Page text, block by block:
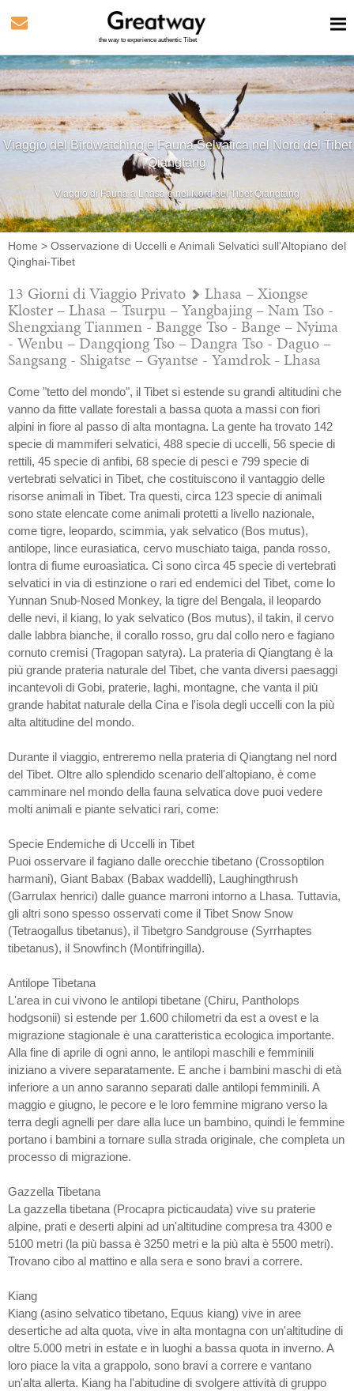
the way to experience authentic Tibet
Viaggio del Birdwatching e Fauna Selvatica nel Nord del Tibet
Qiangtang
Viaggio di Fauna a Lhasa e nel Nord del Tibet Qiangtang
Home > Osservazione di Uccelli e Animali Selvatici sull'Altopiano del
Qinghai-Tibet
13 Giorni di Viaggio Privato Lhasa – Xiongse
Kloster – Lhasa – Tsurpu – Yangbajing – Nam Tso -
Shengxiang Tianmen - Bangge Tso - Bange – Nyima
- Wenbu – Dangqiong Tso – Dangra Tso - Daguo –
Sangsang - Shigatse – Gyantse - Yamdrok - Lhasa
Come "tetto del mondo", il Tibet si estende su grandi altitudini che
vanno da fitte vallate forestali a bassa quota a massi con fiori
alpini in fiore al passo di alta montagna. La gente ha trovato 142
specie di mammiferi selvatici, 488 specie di uccelli, 56 specie di
rettili, 45 specie di anfibi, 68 specie di pesci e 799 specie di
vertebrati selvatici in Tibet, che costituiscono il vantaggio delle
risorse animali in Tibet. Tra questi, circa 123 specie di animali
sono state elencate come animali protetti a livello nazionale,
come tigre, leopardo, scimmia, yak selvatico (Bos mutus),
antilope, lince eurasiatica, cervo muschiato taiga, panda rosso,
lontra di fiume euroasiatica. Ci sono circa 45 specie di vertebrati
selvatici in via di estinzione o rari ed endemici del Tibet, come lo
Yunnan Snub-Nosed Monkey, la tigre del Bengala, il leopardo
delle nevi, il kiang, lo yak selvatico (Bos mutus), il takin, il cervo
dalle labbra bianche, il corallo rosso, gru dal collo nero e fagiano
cornuto cremisi (Tragopan satyra). La prateria di Qiangtang è la
più grande prateria naturale del Tibet, che vanta diversi paesaggi
incantevoli di Gobi, praterie, laghi, montagne, che vanta il più
grande habitat naturale della Cina e l'isola degli uccelli con la più
alta altitudine del mondo.
Durante il viaggio, entreremo nella prateria di Qiangtang nel nord
del Tibet. Oltre allo splendido scenario dell'altopiano, è come
camminare nel mondo della fauna selvatica dove puoi vedere
molti animali e piante selvatici rari, come:
Specie Endemiche di Uccelli in Tibet
Puoi osservare il fagiano dalle orecchie tibetano (Crossoptilon
harmani), Giant Babax (Babax waddelli), Laughingthrush
(Garrulax henrici) dalle guance marroni intorno a Lhasa. Tuttavia,
gli altri sono spesso osservati come il Tibet Snow Snow
(Tetraogallus tibetanus), il Tibetgro Sandgrouse (Syrrhaptes
tibetanus), il Snowfinch (Montifringilla).
Antilope Tibetana
L'area in cui vivono le antilopi tibetane (Chiru, Pantholops
hodgsonii) si estende per 1.600 chilometri da est a ovest e la
migrazione stagionale è una caratteristica ecologica importante.
Alla fine di aprile di ogni anno, le antilopi maschili e femminili
iniziano a vivere separatamente. E anche i bambini maschi di età
inferiore a un anno saranno separati dalle antilopi femminili. A
maggio e giugno, le pecore e le loro femmine migrano verso la
terra degli agnelli per dare alla luce un bambino, quindi le femmine
portano i bambini a tornare sulla strada originale, che completa un
processo di migrazione.
Gazzella Tibetana
La gazzella tibetana (Procapra picticaudata) vive su praterie
alpine, prati e deserti alpini ad un'altitudine compresa tra 4300 e
5100 metri (la più bassa è 3250 metri e la più alta è 5500 metri).
Trovano cibo al mattino e alla sera e sono bravi a correre.
Kiang
Kiang (asino selvatico tibetano, Equus kiang) vive in aree
desertiche ad alta quota, vive in alta montagna con un'altitudine di
oltre 5.000 metri in estate e in luoghi a bassa quota in inverno. A
loro piace la vita a grappolo, sono bravi a correre e vantano
un'alta allerta. Kiang ha l'abitudine di svolgere attività di gruppo